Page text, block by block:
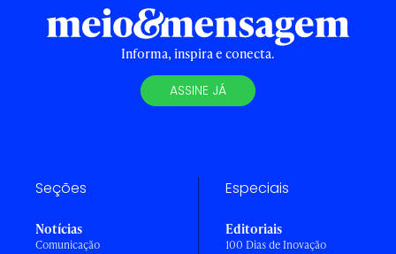
Informa, inspira e conecta.
ASSINE JÁ
Seções
Notícias
Comunicação
Especiais
Editoriais
100 Dias de Inovação